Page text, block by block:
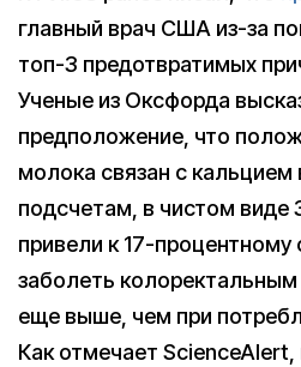
главный врач США из-за
топ-3 предотвратимых
Ученые из Оксфорда
предположение, что
молока связан с кальцием
подсчетам, в чистом виде
привели к 17-
заболеть
еще выше, чем при
Как отмечает